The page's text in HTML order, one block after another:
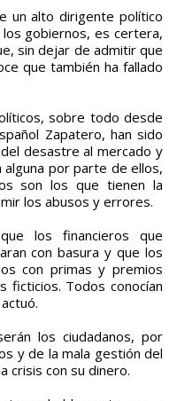
un alto dirigente político
gobiernos, es certera,
sin dejar de admitir que
que también ha fallado
sobre todo desde
Zapatero, han sido
desastre al mercado y
alguna por parte de ellos,
son los que tienen la
los abusos y errores.
los financieros que
con basura y que los
con primas y premios
ficticios. Todos conocían
los ciudadanos, por
y de la mala gestión del
crisis con su dinero.